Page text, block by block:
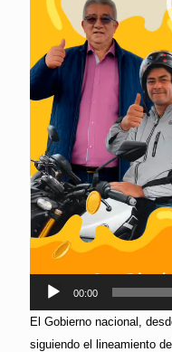
00:00
El Gobierno nacional,
siguiendo el lineamiento